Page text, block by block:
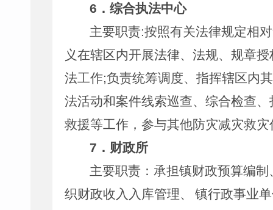
6 ．综合执法中心
主要职责:按照有关法律规定相
义在辖区内开展法律、法规、规章
法工作;负责统筹调度、指挥辖区内
法活动和案件线索巡查、综合检查
救援等工作，参与其他防灾减灾救灾
7 ．财政所
主要职责：承担镇财政预算编
织财政收入入库管理、
镇行政事业